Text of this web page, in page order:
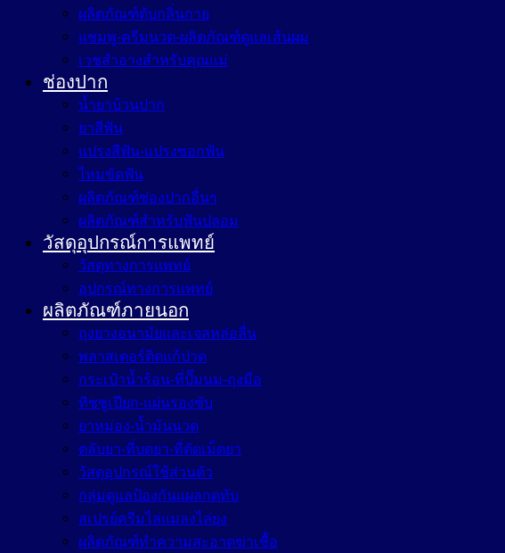
ผลิตภัณฑ์ดับกลิ่นกาย
แชมพู-ครีมนวด-ผลิตภัณฑ์ดูแลเส้นผม
เวชสำอางสำหรับคุณแม่
ช่องปาก
น้ำยาบ้วนปาก
ยาสีฟัน
แปรงสีฟัน-แปรงซอกฟัน
ไหมขัดฟัน
ผลิตภัณฑ์ช่องปากอื่นๆ
ผลิตภัณฑ์สำหรับฟันปลอม
วัสดุอุปกรณ์การแพทย์
วัสดุทางการแพทย์
อุปกรณ์ทางการแพทย์
ผลิตภัณฑ์ภายนอก
ถุงยางอนามัยและเจลหล่อลื่น
พลาสเตอร์ติดแก้ปวด
กระเป๋าน้ำร้อน-ที่ปั๊มนม-ถุงมือ
ทิชชูเปียก-แผ่นรองซับ
ยาหม่อง-น้ำมันนวด
ตลับยา-ที่บดยา-ที่ตัดเม็ดยา
วัสดุอุปกรณ์ใช้ส่วนตัว
กลุ่มดูแลป้องกันแผลกดทับ
สเปรย์ครีมไล่แมลงไล่ยุง
ผลิตภัณฑ์ทำความสะอาดฆ่าเชื้อ